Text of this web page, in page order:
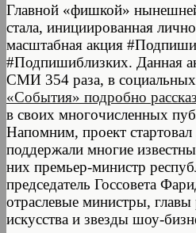
Главной «фишкой»
стала, инициированная
масштабная акция
#Подпишиблизких. Данная
СМИ 354 раза, в
«События» подробно
в своих многочисленных
Напомним, проект
поддержали многие
них премьер-министр
председатель Госсовета
отраслевые министры, главы
искусства и звезды шоу-